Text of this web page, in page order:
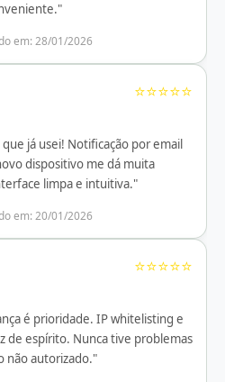
em: 28/01/2026
⭐⭐⭐⭐⭐
já usei! Notificação por email
dispositivo me dá muita
limpa e intuitiva."
em: 20/01/2026
⭐⭐⭐⭐⭐
é prioridade. IP whitelisting e
de espírito. Nunca tive problemas
não autorizado."